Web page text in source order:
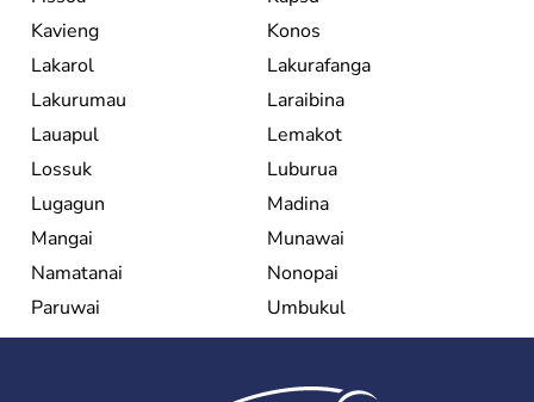
Kavieng
Konos
Lakarol
Lakurafanga
Lakurumau
Laraibina
Lauapul
Lemakot
Lossuk
Luburua
Lugagun
Madina
Mangai
Munawai
Namatanai
Nonopai
Paruwai
Umbukul